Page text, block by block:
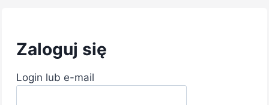
Zaloguj się
Login lub e-mail